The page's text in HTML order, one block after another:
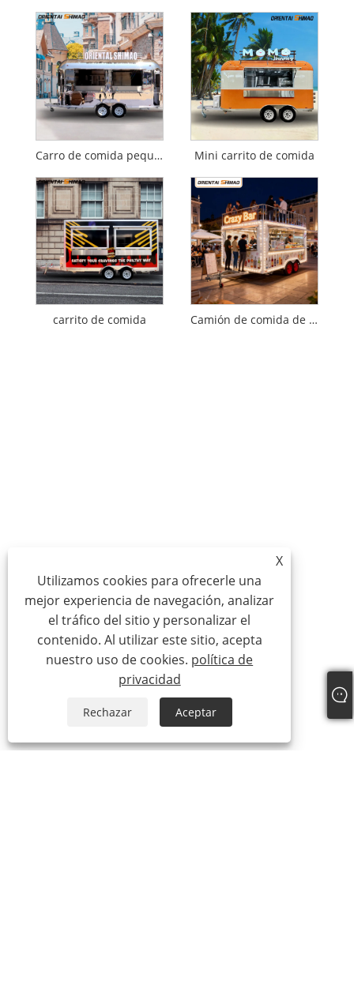
Carro de comida pequeño Mini carrito de comida
carrito de comida Camión de comida de postres
X
Utilizamos cookies para ofrecerle una
mejor experiencia de navegación, analizar
el tráfico del sitio y personalizar el
contenido. Al utilizar este sitio, acepta
nuestro uso de cookies. política de
privacidad
Rechazar Aceptar